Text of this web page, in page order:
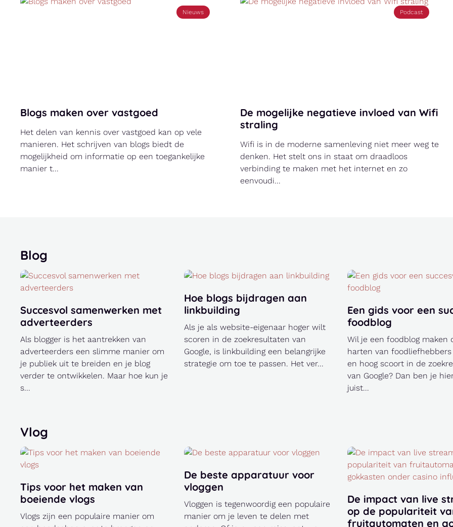
Podcast
De mogelijke negatieve invloed van Wifi
Wifi is in de moderne samenleving niet meer weg te
denken. Het stelt ons in staat om draadloos
verbinding te maken met het internet en zo
Nieuws
Documentaires steeds populairder in
Nederland
Steeds vaker zie je documentaires voorbij komen op
het grote scherm en online. Het lijkt wel alsof meer
mensen zin hebben om een verhaal te bekijk...
Blog
Succesvol samenwerken met
adverteerders
Als blogger is het aantrekken van
adverteerders een slimme manier om
je publiek uit te breiden en je blog
verder te ontwikkelen. Maar hoe kun je
s...
Hoe blogs bijdragen aan
linkbuilding
Als je als website-eigenaar hoger wilt
scoren in de zoekresultaten van
Google, is linkbuilding een belangrijke
strategie om toe te passen. Het ver...
Een gids voor een
foodblog
Wil je een foodblog maken
harten van
en hoog scoort in de
van Google? Dan ben je
juist...
Vlog
Tips voor het maken van
boeiende vlogs
Vlogs zijn een populaire manier om
De beste apparatuur voor
vloggen
Vloggen is tegenwoordig een populaire
manier om je leven te delen met
De impact van live
op de populariteit
fruitautomaten en